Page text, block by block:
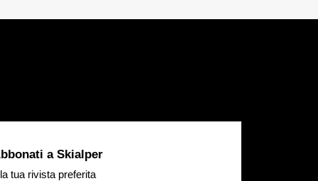
a Skialper
la tua rivista preferita